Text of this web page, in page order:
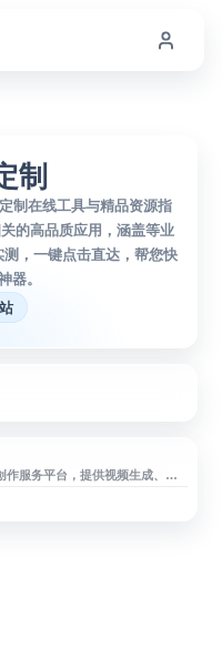
制
制在线工具与精品资源指
的高品质应用，涵盖等业
，一键点击直达，帮您快
器。
作服务平台，提供视频生成、视
克隆等能力。平台支持多语言视
视频，适用于跨境电商、企业培